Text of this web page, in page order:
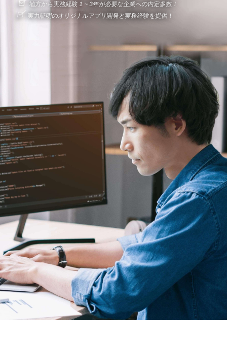
地方から実務経験 1 ~ 3年が必要な企業への内定多数！
実力証明のオリジナルアプリ開発と実務経験を提供！